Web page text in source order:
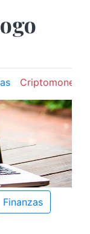
Criptomonedas
Finanzas